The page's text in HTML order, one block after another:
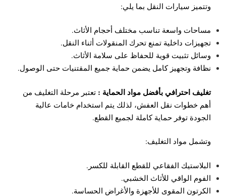
وتتميز سيارات النقل بما يلي:
مساحات واسعة تناسب مختلف أحجام الأثاث.
تجهيزات داخلية تمنع تحرك المنقولات أثناء النقل.
وسائل تثبيت قوية للحفاظ على سلامة الأثاث.
نظافة وتجهيز كامل يضمن حماية جميع المقتنيات حتى الوصول.
تغليف احترافي بأفضل مواد الحماية : تعتبر مرحلة التغليف من
أهم خطوات نقل العفش، لذلك يتم استخدام خامات عالية
الجودة توفر حماية كاملة لجميع القطع.
وتشمل مواد التغليف:
البلاستيك الفقاعي للقطع القابلة للكسر.
الفوم الواقي للأثاث الخشبي.
الكرتون المقوى للأجهزة والأغراض الحساسة.